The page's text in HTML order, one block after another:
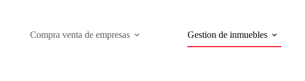
Compra venta de empresas Gestion de inmuebles